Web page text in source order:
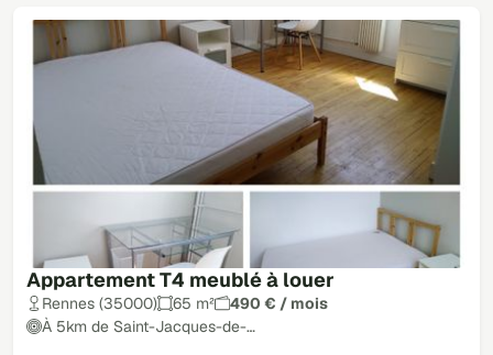
Appartement T4 meublé à louer
Rennes (35000) 65 m²
490 € / mois
À 5km de Saint-Jacques-de-…